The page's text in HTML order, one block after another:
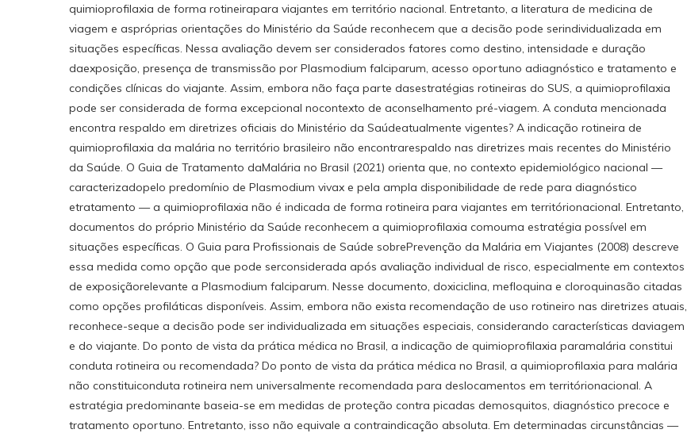
quimioprofilaxia de forma rotineirapara viajantes em território nacional. Entretanto, a literatura de medicina de
viagem e aspróprias orientações do Ministério da Saúde reconhecem que a decisão pode serindividualizada em
situações específicas. Nessa avaliação devem ser considerados fatores como destino, intensidade e duração
daexposição, presença de transmissão por Plasmodium falciparum, acesso oportuno adiagnóstico e tratamento e
condições clínicas do viajante. Assim, embora não faça parte dasestratégias rotineiras do SUS, a quimioprofilaxia
pode ser considerada de forma excepcional nocontexto de aconselhamento pré-viagem. A conduta mencionada
encontra respaldo em diretrizes oficiais do Ministério da Saúdeatualmente vigentes? A indicação rotineira de
quimioprofilaxia da malária no território brasileiro não encontrarespaldo nas diretrizes mais recentes do Ministério
da Saúde. O Guia de Tratamento daMalária no Brasil (2021) orienta que, no contexto epidemiológico nacional —
caracterizadopelo predomínio de Plasmodium vivax e pela ampla disponibilidade de rede para diagnóstico
etratamento — a quimioprofilaxia não é indicada de forma rotineira para viajantes em territórionacional. Entretanto,
documentos do próprio Ministério da Saúde reconhecem a quimioprofilaxia comouma estratégia possível em
situações específicas. O Guia para Profissionais de Saúde sobrePrevenção da Malária em Viajantes (2008) descreve
essa medida como opção que pode serconsiderada após avaliação individual de risco, especialmente em contextos
de exposiçãorelevante a Plasmodium falciparum. Nesse documento, doxiciclina, mefloquina e cloroquinasão citadas
como opções profiláticas disponíveis. Assim, embora não exista recomendação de uso rotineiro nas diretrizes atuais,
reconhece-seque a decisão pode ser individualizada em situações especiais, considerando características daviagem
e do viajante. Do ponto de vista da prática médica no Brasil, a indicação de quimioprofilaxia paramalária constitui
conduta rotineira ou recomendada? Do ponto de vista da prática médica no Brasil, a quimioprofilaxia para malária
não constituiconduta rotineira nem universalmente recomendada para deslocamentos em territórionacional. A
estratégia predominante baseia-se em medidas de proteção contra picadas demosquitos, diagnóstico precoce e
tratamento oportuno. Entretanto, isso não equivale a contraindicação absoluta. Em determinadas circunstâncias —